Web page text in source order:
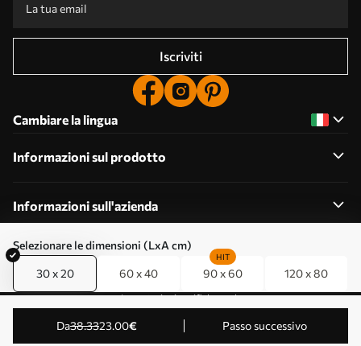
Selezionare le dimensioni (LxA cm)
30 x 20 60 x 40 90 x 60
HIT
120 x 80
da38.3323.00€ Passo successivo
Iscriviti
Cambiare la lingua
Informazioni sul prodotto
Informazioni sull'azienda
Modifica delle autorizzazioni per i cookie
Impostazioni notifiche push
© 2011-2026 Uwalls . Tutti i diritti riservati. Gestito da
KLW Sp. z o.o. Partita IVA: PL9223057591.